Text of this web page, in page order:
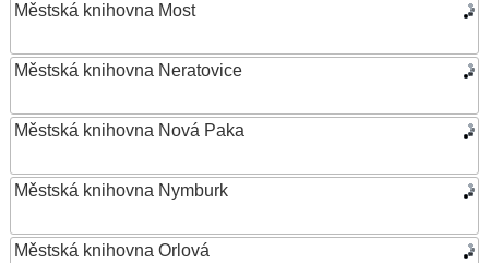
Městská knihovna Most
Městská knihovna Neratovice
Městská knihovna Nová Paka
Městská knihovna Nymburk
Městská knihovna Orlová